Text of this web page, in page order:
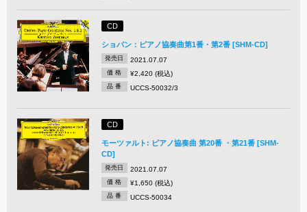
CD
ショパン：ピアノ協奏曲第1番・第2番 [SHM-CD]
発売日 2021.07.07
価 格 ¥2,420 (税込)
品 番 UCCS-50032/3
CD
モーツァルト: ピアノ協奏曲 第20番 ・第21番 [SHM-
CD]
発売日 2021.07.07
価 格 ¥1,650 (税込)
品 番 UCCS-50034